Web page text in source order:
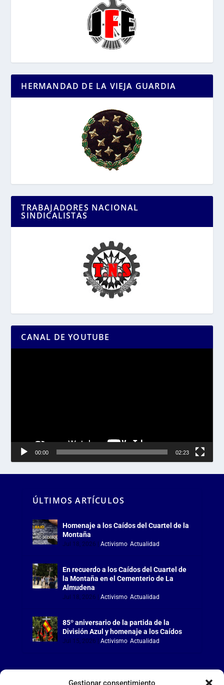
Gestionar consentimiento
HERMANDAD DE LA VIEJA GUARDIA
TRABAJADORES NACIONAL
SINDICALISTAS
CANAL DE YOUTUBE
00:00 02:23
ÚLTIMOS ARTÍCULOS
Homenaje a los Caídos del Cuartel de la
Montaña
Jul 18, 2026 Activismo, Actualidad
En recuerdo a los Caídos del Cuartel de
la Montaña en el Cementerio de La
Almudena
Jul 18, 2026 Activismo, Actualidad
85º aniversario de la partida de la
División Azul y homenaje a los Caídos
Jul 15, 2026 Activismo, Actualidad